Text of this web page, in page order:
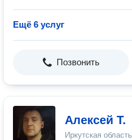
Ещё 6 услуг
Позвонить
Алексей Т.
Иркутская область